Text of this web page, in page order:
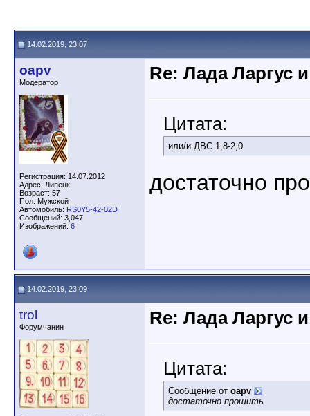
14.02.2019, 23:07
oapv
Модератор
Регистрация: 14.07.2012
Адрес: Липецк
Возраст: 57
Пол: Мужской
Автомобиль: RS0Y5-42-02D
Сообщений: 3,047
Изображений: 6
Re: Лада Ларгус
Цитата:
или/и ДВС 1,8-2,0
достаточно
14.02.2019, 23:09
trol
Форумчанин Re: Лада Ларгус
Цитата:
Сообщение от oapv
достаточно прошить